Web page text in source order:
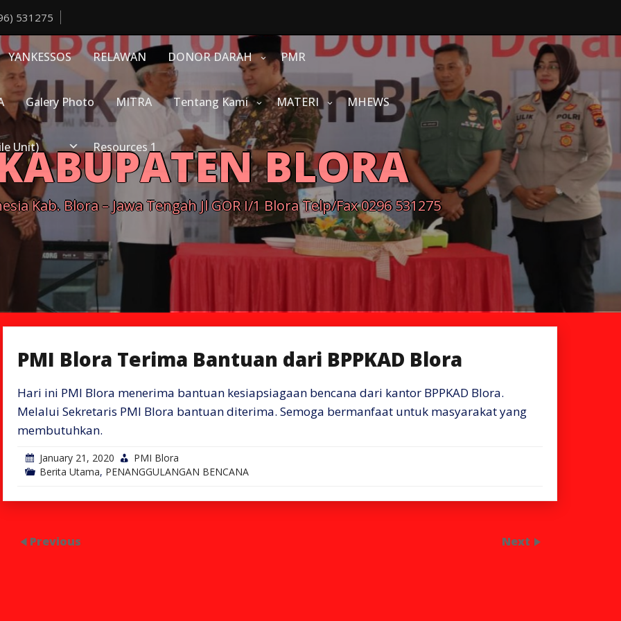
531275
YANKESSOS RELAWAN DONOR DARAH PMR
Galery Photo MITRA Tentang Kami MATERI MHEWS
Unit) Resources 1 BLORA
Kab. Blora – Jawa Tengah Jl GOR I/1 Blora Telp/Fax 0296 531275
PMI Blora Terima Bantuan dari BPPKAD Blora
Hari ini PMI Blora menerima bantuan kesiapsiagaan bencana dari kantor BPPKAD Blora.
Melalui Sekretaris PMI Blora bantuan diterima. Semoga bermanfaat untuk masyarakat yang
membutuhkan.
January 21, 2020
PMI Blora
Berita Utama, PENANGGULANGAN BENCANA
Previous Next